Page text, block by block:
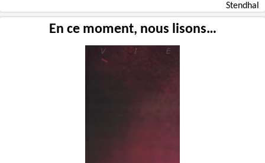
Stendhal
En ce moment, nous lisons…